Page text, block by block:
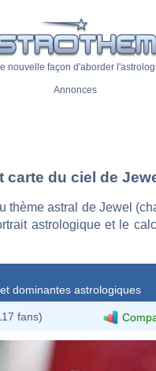
nouvelle façon d'aborder
Annonces
carte du ciel de
thème astral de Jewel
astrologique et le
dominantes astrologiques
fans)